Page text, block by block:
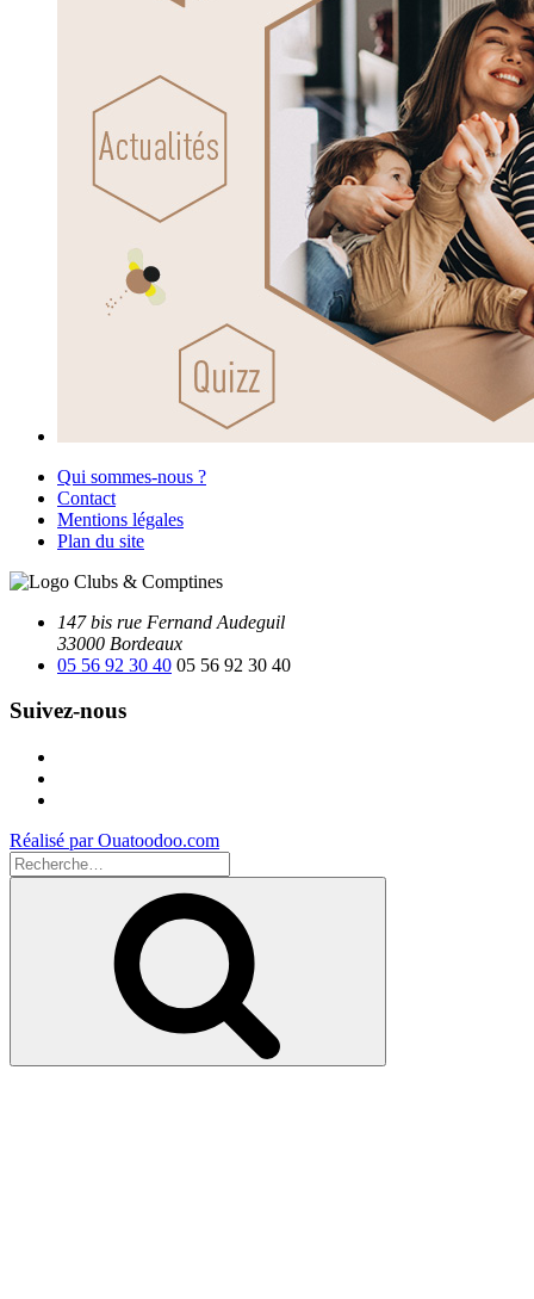
Qui sommes-nous ?
Contact
Mentions légales
Plan du site
147 bis rue Fernand Audeguil
33000 Bordeaux
05 56 92 30 40 05 56 92 30 40
Suivez-nous
Réalisé par Ouatoodoo.com
Recherche
pour